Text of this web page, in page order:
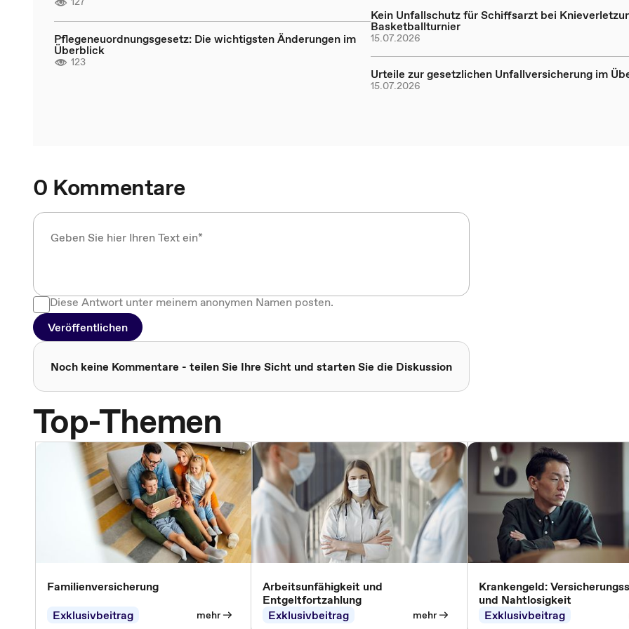
Pflegeneuordnungsgesetz: Die wichtigsten Änderungen im
Überblick
123
Kein Unfallschutz für Schiffsarzt bei
Basketballturnier
15.07.2026
Urteile zur gesetzlichen Unfallversicherung im
15.07.2026
0 Kommentare
Diese Antwort unter meinem anonymen Namen posten.
Veröffentlichen
Noch keine Kommentare - teilen Sie Ihre Sicht und starten Sie die Diskussion
Top-Themen
Familienversicherung
Exklusivbeitrag
mehr
Arbeitsunfähigkeit und
Entgeltfortzahlung
Exklusivbeitrag
mehr
Krankengeld:
und Nahtlosigkeit
Exklusivbeitrag